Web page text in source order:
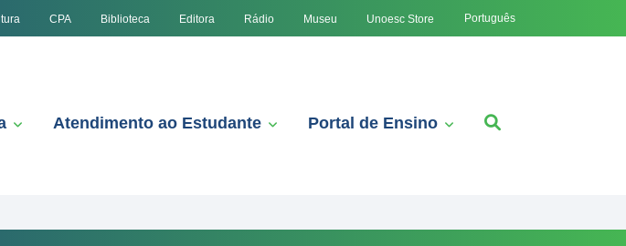
CPA Biblioteca Editora Rádio Museu Unoesc Store Português
Atendimento ao Estudante Portal de Ensino